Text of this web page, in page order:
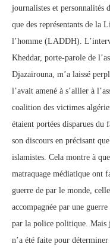
journalistes et personnalités
que des représentants de la
l’homme (LADDH).
Kheddar, porte-parole de
Djazaïrouna, m’a laissé
l’avait amené à s’allier à
coalition des victimes
étaient portées disparues du
son discours en précisant
islamistes. Cela montre à
matraquage médiatique ont
guerre de par le monde,
accompagnée par une
par la police politique. Mais
n’a été faite pour